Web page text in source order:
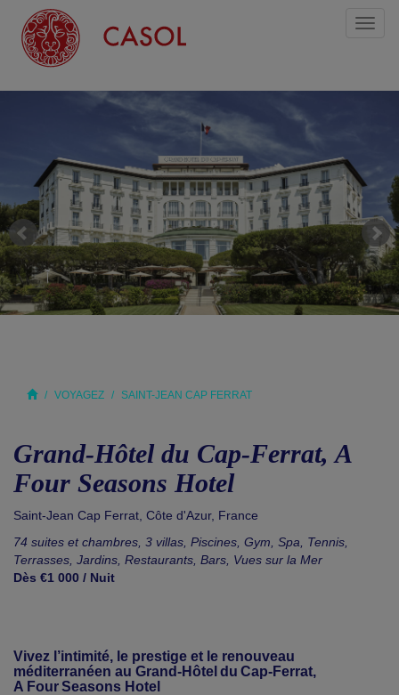
VOYAGEZ SAINT-JEAN CAP FERRAT
Grand-Hôtel du Cap-Ferrat, A
Four Seasons Hotel
Saint-Jean Cap Ferrat Côte d'Azur, France
74 suites et chambres, 3 villas, Piscines, Gym, Spa, Tennis,
Terrasses, Jardins, Restaurants, Bars, Vues sur la Mer
Dès €1 000 / Nuit
Vivez l’intimité, le prestige et le renouveau
méditerranéen au Grand-Hôtel du Cap‑Ferrat,
A Four Seasons Hotel